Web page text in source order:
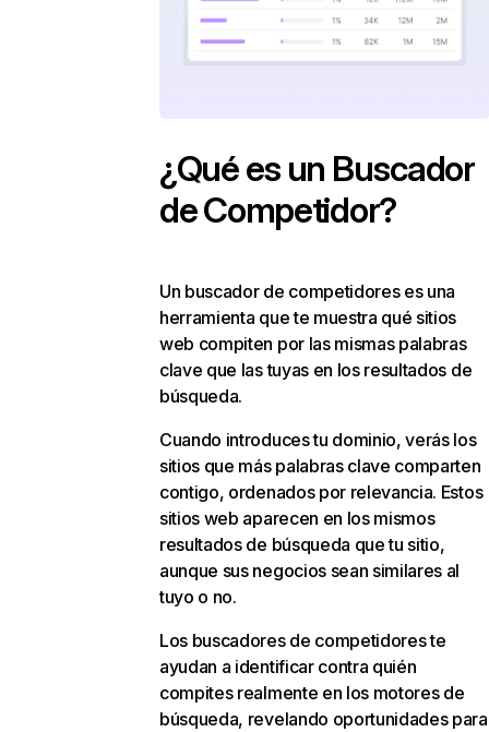
¿Qué es un Buscador
de Competidor?
Un buscador de competidores es una
herramienta que te muestra qué sitios
web compiten por las mismas palabras
clave que las tuyas en los resultados de
búsqueda.
Cuando introduces tu dominio, verás los
sitios que más palabras clave comparten
contigo, ordenados por relevancia. Estos
sitios web aparecen en los mismos
resultados de búsqueda que tu sitio,
aunque sus negocios sean similares al
tuyo o no.
Los buscadores de competidores te
ayudan a identificar contra quién
compites realmente en los motores de
búsqueda, revelando oportunidades para